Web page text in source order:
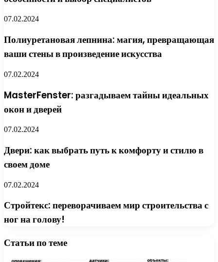
07.02.2024
Полиуретановая лепнина: магия, превращающая
ваши стены в произведение искусства
07.02.2024
MasterFenster: разгадываем тайны идеальных
окон и дверей
07.02.2024
Двери: как выбрать путь к комфорту и стилю в
своем доме
07.02.2024
Стройтекс: переворачиваем мир строительства с
ног на голову!
Статьи по теме